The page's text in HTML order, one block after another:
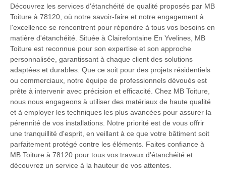
Découvrez les services d'étanchéité de qualité proposés par MB
Toiture à 78120, où notre savoir-faire et notre engagement à
l'excellence se rencontrent pour répondre à tous vos besoins en
matière d'étanchéité. Située à Clairefontaine En Yvelines, MB
Toiture est reconnue pour son expertise et son approche
personnalisée, garantissant à chaque client des solutions
adaptées et durables. Que ce soit pour des projets résidentiels
ou commerciaux, notre équipe de professionnels dévoués est
prête à intervenir avec précision et efficacité. Chez MB Toiture,
nous nous engageons à utiliser des matériaux de haute qualité
et à employer les techniques les plus avancées pour assurer la
pérennité de vos installations. Notre priorité est de vous offrir
une tranquillité d'esprit, en veillant à ce que votre bâtiment soit
parfaitement protégé contre les éléments. Faites confiance à
MB Toiture à 78120 pour tous vos travaux d'étanchéité et
découvrez un service à la hauteur de vos attentes.